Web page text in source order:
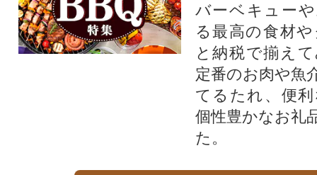
バーベキュー
る最高の食材
と納税で揃え
定番のお肉や魚
てるたれ、便
個性豊かなお礼
た。